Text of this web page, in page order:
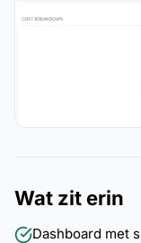
Wat zit erin
Dashboard met